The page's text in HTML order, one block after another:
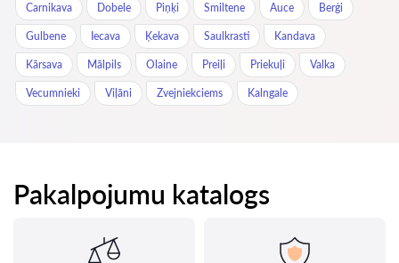
Carnikava Dobele Piņķi Smiltene Auce Berģi
Gulbene Iecava Ķekava Saulkrasti Kandava
Kārsava Mālpils Olaine Preiļi Priekuļi Valka
Vecumnieki Viļāni Zvejniekciems Kalngale
Pakalpojumu katalogs